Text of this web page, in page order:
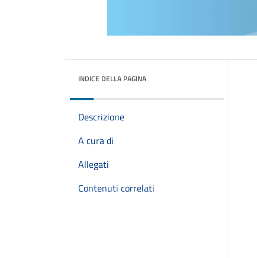
INDICE DELLA PAGINA
Descrizione
A cura di
Allegati
Contenuti correlati